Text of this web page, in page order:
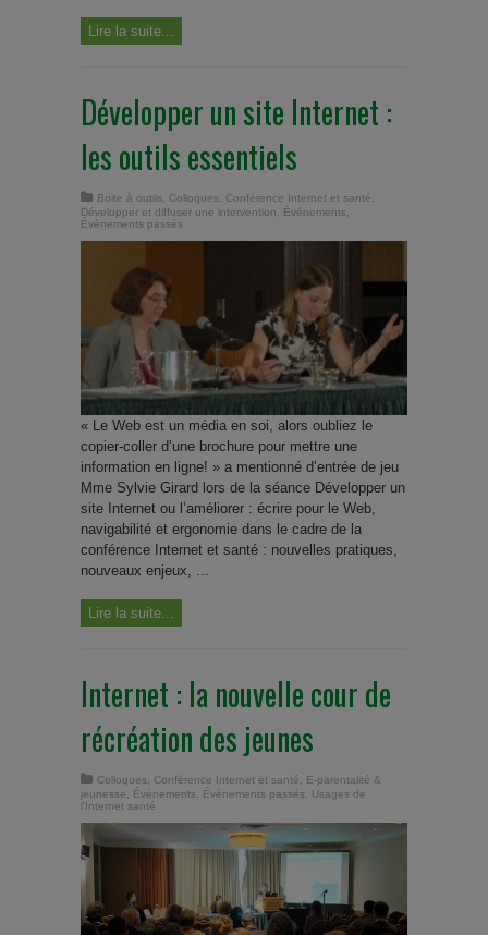
Lire la suite...
Développer un site Internet :
les outils essentiels
Boite à outils Colloques Conférence Internet et santé
Développer et diffuser une intervention
Événements
Évènements passés
« Le Web est un média en soi, alors oubliez le
copier-coller d’une brochure pour mettre une
information en ligne! » a mentionné d’entrée de jeu
Mme Sylvie Girard lors de la séance Développer un
site Internet ou l’améliorer : écrire pour le Web,
navigabilité et ergonomie dans le cadre de la
conférence Internet et santé : nouvelles pratiques,
nouveaux enjeux, ...
Lire la suite...
Internet : la nouvelle cour de
récréation des jeunes
Colloques Conférence Internet et santé
E-parentalité &
jeunesse
Événements Évènements passés
Usages de
l'Internet santé